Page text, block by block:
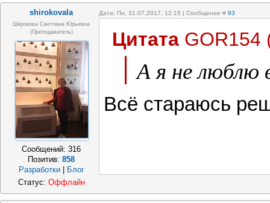
shirokovala Дата: Пн, 31.07.2017, 12:15 | Сообщение # 93
Широкова Светлана Юрьевна
(преподаватель)
Сообщений:316
Позитив:858
Разработки | Блог
Цитата GOR154
А я не люблю
Всё стараюсь
Статус: Оффлайн